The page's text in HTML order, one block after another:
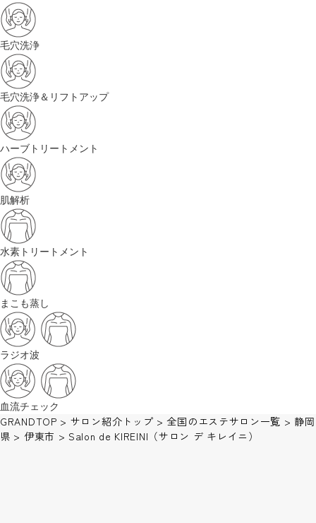
毛穴洗浄
毛穴洗浄＆リフトアップ
ハーブトリートメント
肌解析
水素トリートメント
まこも蒸し
ラジオ波
血流チェック
GRANDTOP > サロン紹介トップ >全国のエステサロン一覧 > 静岡
県 > 伊東市 > Salon de KIREINI（サロン デ キレイニ）